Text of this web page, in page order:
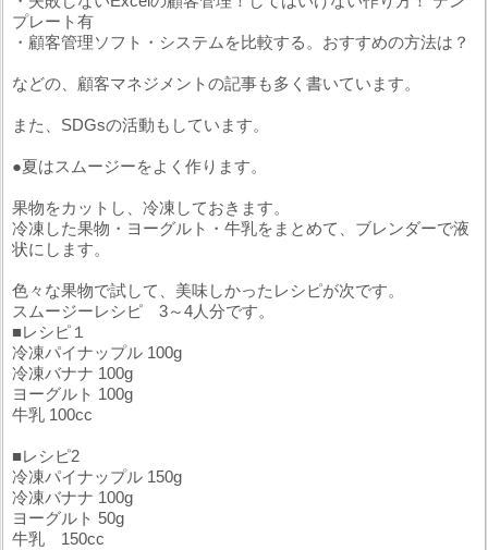
プレート有
・顧客管理ソフト・システムを比較する。おすすめの方法は？
などの、顧客マネジメントの記事も多く書いています。
また、SDGsの活動もしています。
●夏はスムージーをよく作ります。
果物をカットし、冷凍しておきます。
冷凍した果物・ヨーグルト・牛乳をまとめて、ブレンダーで液
状にします。
色々な果物で試して、美味しかったレシピが次です。
スムージーレシピ 3～4人分です。
■レシピ１
冷凍パイナップル 100g
冷凍バナナ 100g
ヨーグルト 100g
牛乳 100cc
■レシピ2
冷凍パイナップル 150g
冷凍バナナ 100g
ヨーグルト 50g
牛乳 150cc